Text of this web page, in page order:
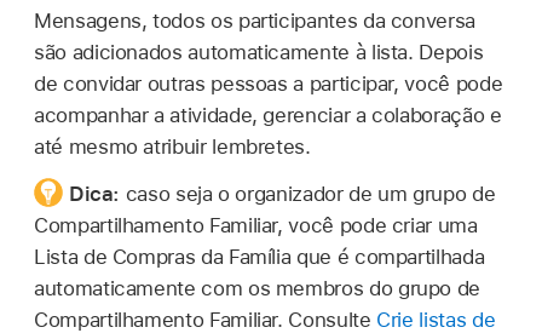
Mensagens, todos os participantes da conversa
são adicionados automaticamente à lista. Depois
de convidar outras pessoas a participar, você pode
acompanhar a atividade, gerenciar a colaboração e
até mesmo atribuir lembretes.
Dica: caso seja o organizador de um grupo de
Compartilhamento Familiar, você pode criar uma
Lista de Compras da Família que é compartilhada
automaticamente com os membros do grupo de
Compartilhamento Familiar. Consulte Crie listas de